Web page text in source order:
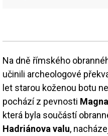
Na dně římského
učinili archeologové
let starou koženou botu
pochází z pevnosti Magna
která byla součástí
Hadriánova valu,